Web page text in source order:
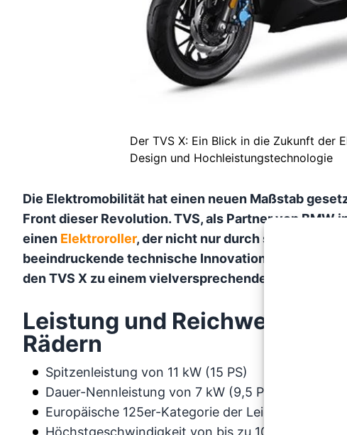
Der TVS X: Ein Blick in die Zukunft der
Design und Hochleistungstechnologie
Die Elektromobilität hat einen neuen Maßstab
Front dieser Revolution. TVS, als Partner von BMW
einen Elektroroller, der nicht nur durch sein
beeindruckende technische Innovationen
den TVS X zu einem vielversprechenden
Leistung und Reichweite: Ein
Rädern
Spitzenleistung von 11 kW (15 PS)
Dauer-Nennleistung von 7 kW (9,5 PS)
Europäische 125er-Kategorie der Leichtkraftroller
Höchstgeschwindigkeit von bis zu 105 km/h